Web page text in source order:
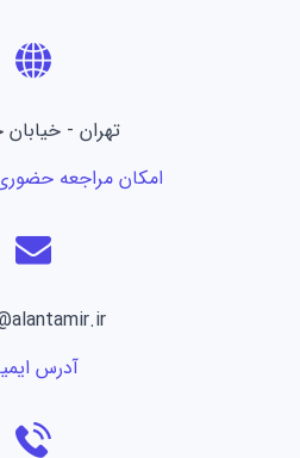
تهران -
امکان مراجعه
آدرس